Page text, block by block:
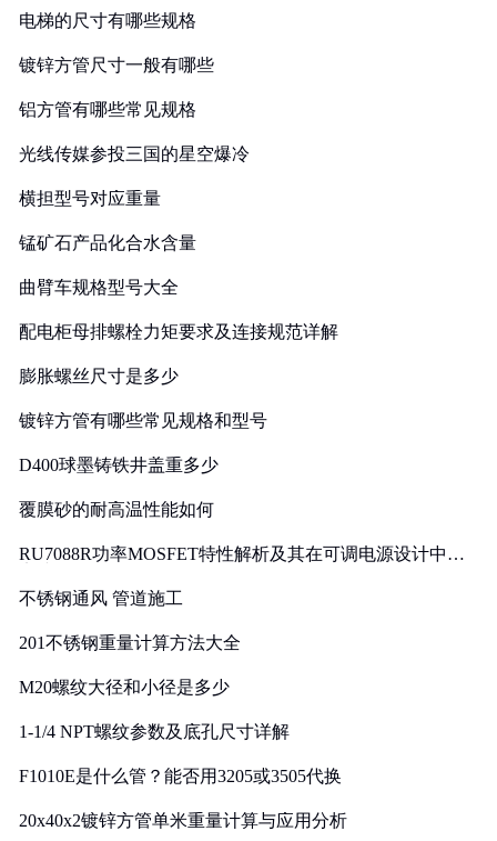
电梯的尺寸有哪些规格
镀锌方管尺寸一般有哪些
铝方管有哪些常见规格
光线传媒参投三国的星空爆冷
横担型号对应重量
锰矿石产品化合水含量
曲臂车规格型号大全
配电柜母排螺栓力矩要求及连接规范详解
膨胀螺丝尺寸是多少
镀锌方管有哪些常见规格和型号
D400球墨铸铁井盖重多少
覆膜砂的耐高温性能如何
RU7088R功率MOSFET特性解析及其在可调电源设计中的
不锈钢通风 管道施工
201不锈钢重量计算方法大全
M20螺纹大径和小径是多少
1-1/4 NPT螺纹参数及底孔尺寸详解
F1010E是什么管？能否用3205或3505代换
20x40x2镀锌方管单米重量计算与应用分析